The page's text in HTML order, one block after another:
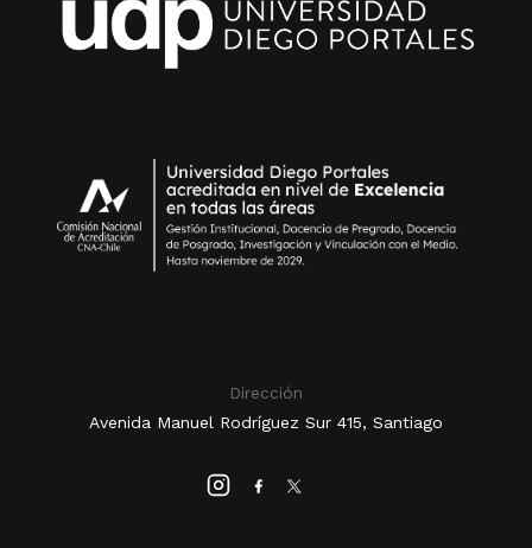
Dirección
Avenida Manuel Rodríguez Sur 415, Santiago